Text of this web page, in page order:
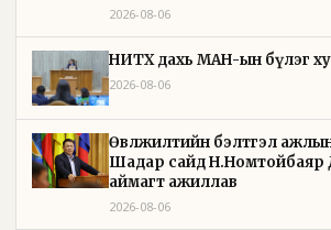
2026-08-06
НИТХ дахь МАН-ын бүлэг
2026-08-06
Өвөлжилтийн бэлтгэл
Шадар сайд Н.Номтойбаяр
аймагт ажиллав
2026-08-06